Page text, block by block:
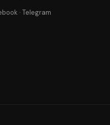
·Telegram